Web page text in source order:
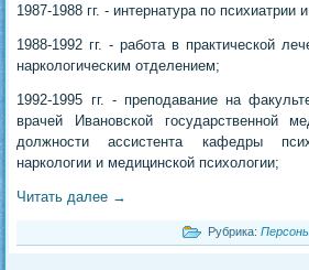
1987-1988 гг. - интернатура по психиатрии
1988-1992 гг. - работа в практической
наркологическим отделением;
1992-1995 гг. - преподавание на
врачей Ивановской государственной
должности ассистента кафедры
наркологии и медицинской психологии;
Читать далее →
Рубрика: